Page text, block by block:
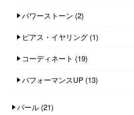
パワーストーン (2)
ピアス・イヤリング (1)
コーディネート (19)
パフォーマンスUP (13)
パール (21)